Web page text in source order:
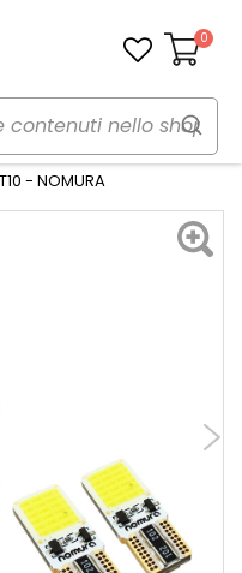
Carrello
0
- NOMURA